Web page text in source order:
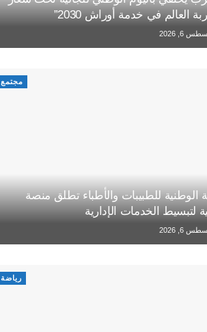
العالم في خدمة أوراش 2030”
6, 2026
مجتمع
الوطنية للطبيبات والأطباء تطلق منصة
لتبسيط الخدمات الإدارية
6, 2026
رياضة